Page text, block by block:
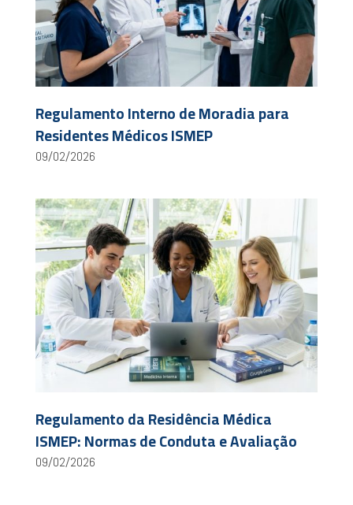
Regulamento Interno de Moradia para
Residentes Médicos ISMEP
09/02/2026
Regulamento da Residência Médica
ISMEP: Normas de Conduta e Avaliação
09/02/2026